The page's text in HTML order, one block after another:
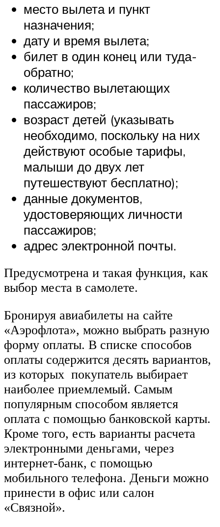
место вылета и пункт
назначения;
дату и время вылета;
билет в один конец или туда-
обратно;
количество вылетающих
пассажиров;
возраст детей (указывать
необходимо, поскольку на них
действуют особые тарифы,
малыши до двух лет
путешествуют бесплатно);
данные документов,
удостоверяющих личности
пассажиров;
адрес электронной почты.
Предусмотрена и такая функция, как
выбор места в самолете.
Бронируя авиабилеты на сайте
«Аэрофлота», можно выбрать разную
форму оплаты. В списке способов
оплаты содержится десять вариантов,
из которых покупатель выбирает
наиболее приемлемый. Самым
популярным способом является
оплата с помощью банковской карты.
Кроме того, есть варианты расчета
электронными деньгами, через
интернет-банк, с помощью
мобильного телефона. Деньги можно
принести в офис или салон
«Связной».